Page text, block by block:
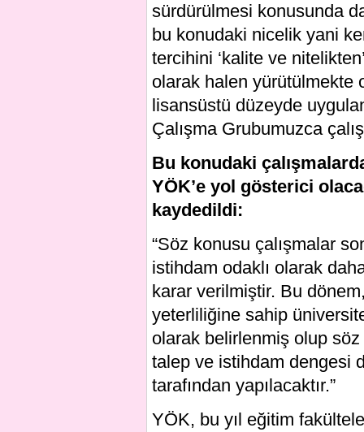
sürdürülmesi konusunda
bu konudaki nicelik yani
tercihini ‘kalite ve
olarak halen yürütülmekte
lisansüstü düzeyde
Çalışma Grubumuzca
Bu konudaki
YÖK’e yol gösterici
kaydedildi:
“Söz konusu çalışmalar
istihdam odaklı olarak
karar verilmiştir. Bu
yeterliliğine sahip
olarak belirlenmiş olup söz
talep ve istihdam dengesi
tarafından yapılacaktır.”
YÖK, bu yıl eğitim